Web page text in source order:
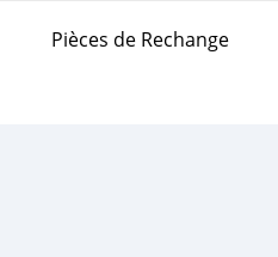
Pièces de Rechange